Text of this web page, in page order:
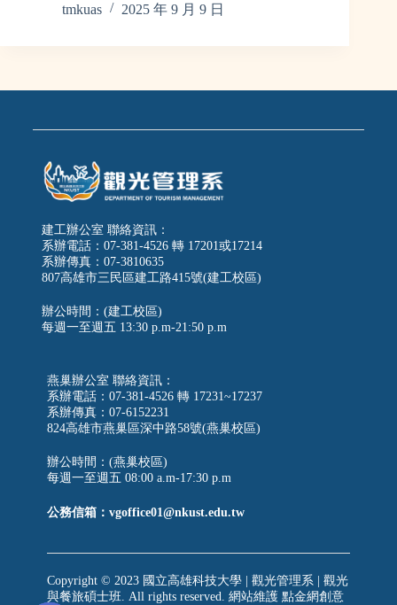
tmkuas
2025 年 9 月 9 日
建工辦公室 聯絡資訊：
系辦電話：07-381-4526 轉 17201或17214
系辦傳真：07-3810635
807高雄市三民區建工路415號(建工校區)
辦公時間：(建工校區)
每週一至週五 13:30 p.m-21:50 p.m
燕巢辦公室 聯絡資訊：
系辦電話：07-381-4526 轉 17231~17237
系辦傳真：07-6152231
824高雄市燕巢區深中路58號(燕巢校區)
辦公時間：(燕巢校區)
每週一至週五 08:00 a.m-17:30 p.m
公務信箱：vgoffice01@nkust.edu.tw
Copyright © 2023 國立高雄科技大學 | 觀光管理系 | 觀光
與餐旅碩士班. All rights reserved. 網站維護 點金網創意